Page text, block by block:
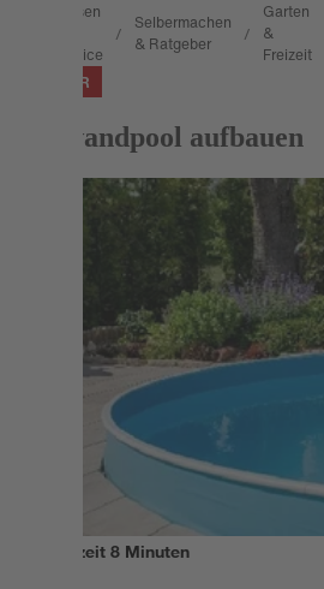
Wissen
Service
/
Selbermachen
& Ratgeber
/
Garten
&
Freizeit
RATGEBER
Stahlwandpool aufbauen
Lesezeit8 Minuten